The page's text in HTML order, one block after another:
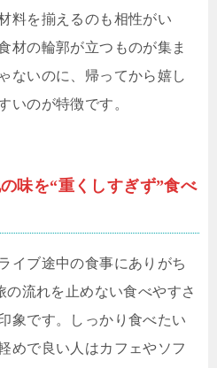
料を揃えるのも相性がい
材の輪郭が立つものが集ま
ないのに、帰ってから嬉し
いのが特徴です。
味を“重くしすぎず”食べ
イブ途中の食事にありがち
の流れを止めない食べやすさ
象です。しっかり食べたい
めで良い人はカフェやソフ